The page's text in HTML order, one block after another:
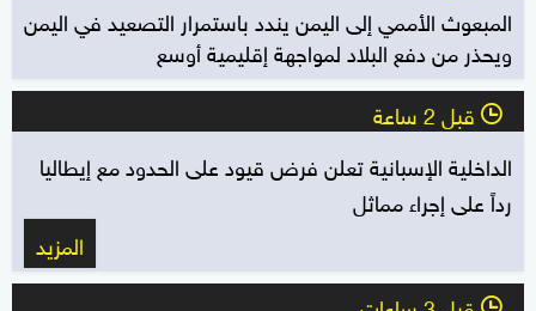
المبعوث الأممي إلى اليمن يندد باستمرار التصعيد في اليمن
ويحذر من دفع البلاد لمواجهة إقليمية أوسع
l قبل 2 ساعة
الداخلية الإسبانية تعلن فرض قيود على الحدود مع إيطاليا
رداً على إجراء مماثل
المزيد
l